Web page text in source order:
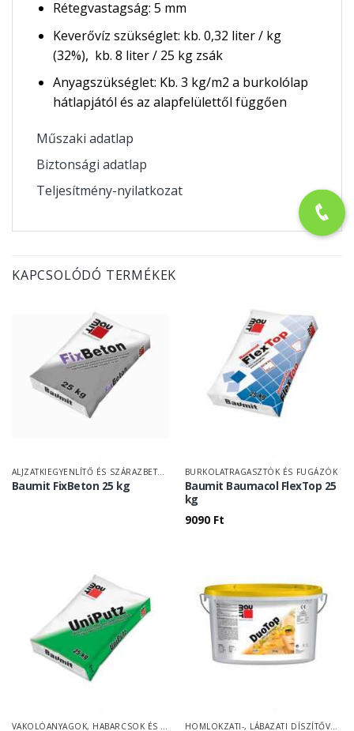
Rétegvastagság: 5 mm
Keverővíz szükséglet: kb. 0,32 liter / kg
(32%), kb. 8 liter / 25 kg zsák
Anyagszükséglet: Kb. 3 kg/m2 a burkolólap
hátlapjától és az alapfelülettől függően
Műszaki adatlap
Biztonsági adatlap
Teljesítmény-nyilatkozat
KAPCSOLÓDÓ TERMÉKEK
ALJZATKIEGYENLÍTŐ ÉS SZÁRAZBETON
Baumit FixBeton 25 kg
BURKOLATRAGASZTÓK ÉS FUGÁZÓK
Baumit Baumacol FlexTop 25
kg
9090 Ft